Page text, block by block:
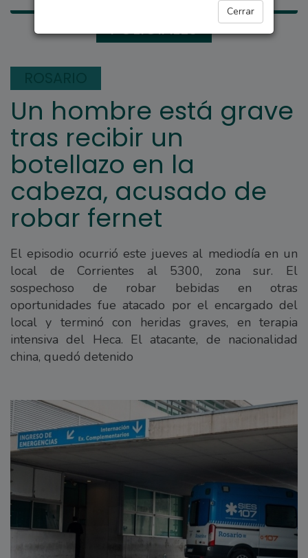
Cerrar
POLICIALES
Un hombre está grave
tras recibir un
botellazo en la
cabeza, acusado de
robar fernet
El episodio ocurrió este jueves al mediodía en un
local de Corrientes al 5300, zona sur. El
sospechoso de robar bebidas en otras
oportunidades fue atacado por el encargado del
local y terminó con heridas graves, en terapia
intensiva del Heca. El atacante, de nacionalidad
china, quedó detenido